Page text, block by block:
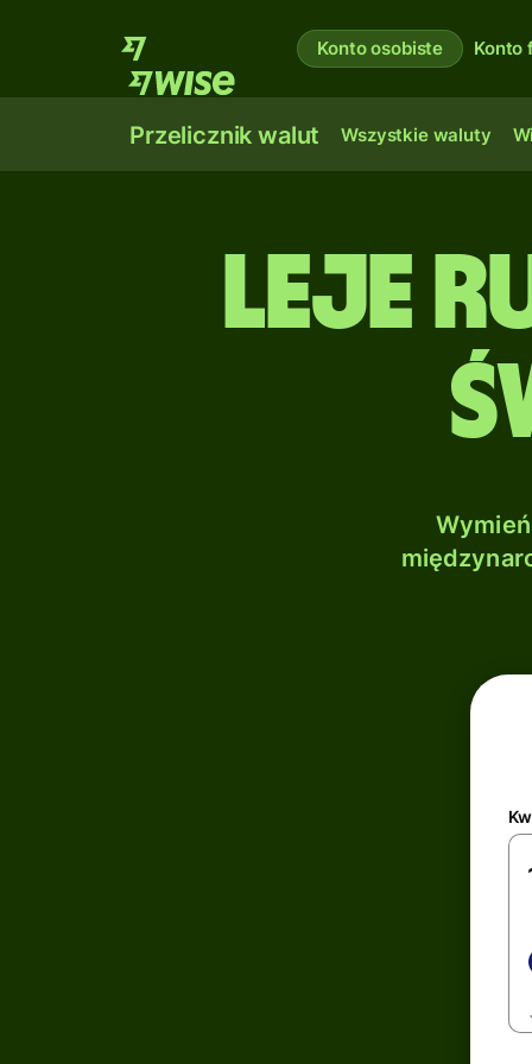
Konto osobiste Konto
Przelicznik walut Wszystkie waluty
Leje